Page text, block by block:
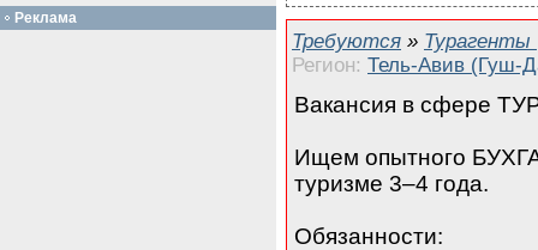
Требуются » Турагенты
Регион: Тель-Авив (Гуш-
Вакансия в сфере
Ищем опытного
туризме 3–4 года.
Обязанности:
Реклама